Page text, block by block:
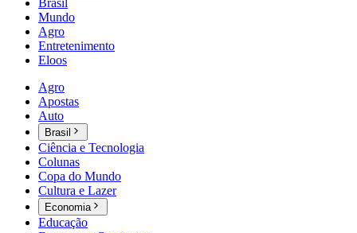
Mundo
Agro
Entretenimento
Eloos
Agro
Apostas
Auto
Brasil
Ciência e Tecnologia
Colunas
Copa do Mundo
Cultura e Lazer
Economia
Educação